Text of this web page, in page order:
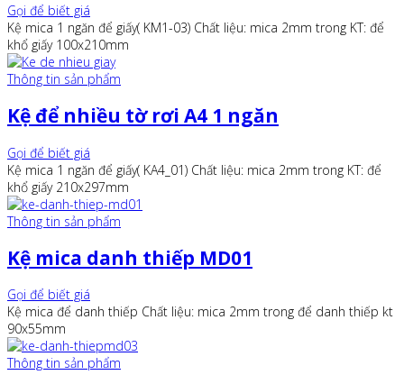
Gọi để biết giá
Kệ mica 1 ngăn để giấy( KM1-03) Chất liệu: mica 2mm trong KT: để
khổ giấy 100x210mm
Thông tin sản phẩm
Kệ để nhiều tờ rơi A4 1 ngăn
Gọi để biết giá
Kệ mica 1 ngăn để giấy( KA4_01) Chất liệu: mica 2mm trong KT: để
khổ giấy 210x297mm
Thông tin sản phẩm
Kệ mica danh thiếp MD01
Gọi để biết giá
Kệ mica để danh thiếp Chất liệu: mica 2mm trong để danh thiếp kt
90x55mm
Thông tin sản phẩm